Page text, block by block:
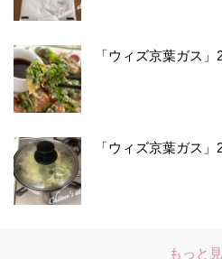
「ウィズ京葉ガス
「ウィズ京葉ガス
もっと